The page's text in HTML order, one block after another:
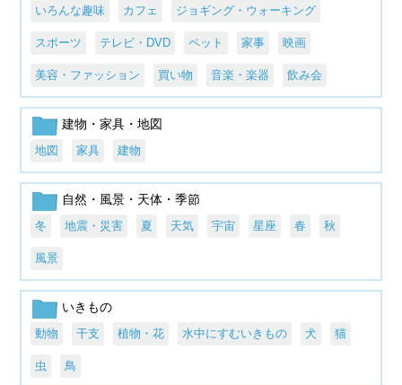
いろんな趣味 カフェ ジョギング・ウォーキング
スポーツ テレビ・DVD ペット 家事 映画
美容・ファッション 買い物 音楽・楽器 飲み会
建物・家具・地図
地図 家具 建物
自然・風景・天体・季節
冬 地震・災害 夏 天気 宇宙 星座 春 秋
風景
いきもの
動物 干支 植物・花 水中にすむいきもの 犬 猫
虫 鳥